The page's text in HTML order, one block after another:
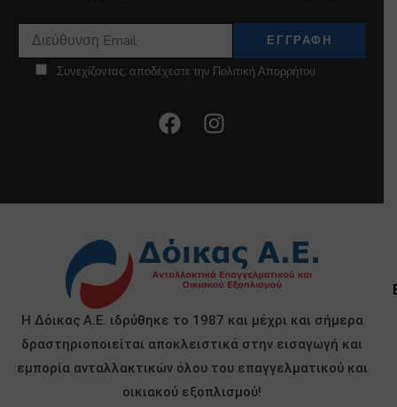
Συνεχίζοντας, αποδέχεστε την Πολιτική Απορρήτου
Η Δόικας Α.Ε. ιδρύθηκε το 1987 και μέχρι και σήμερα
δραστηριοποιείται αποκλειστικά στην εισαγωγή και
εμπορία ανταλλακτικών όλου του επαγγελματικού και
οικιακού εξοπλισμού!